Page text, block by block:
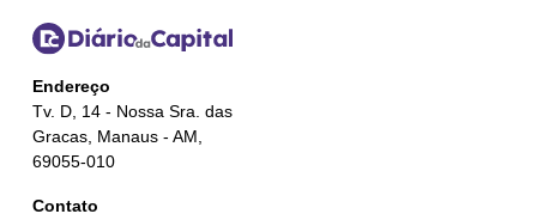
Endereço
Tv. D, 14 - Nossa Sra. das
Gracas, Manaus - AM,
69055-010
Contato